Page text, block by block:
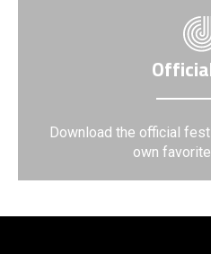
Download the official
own